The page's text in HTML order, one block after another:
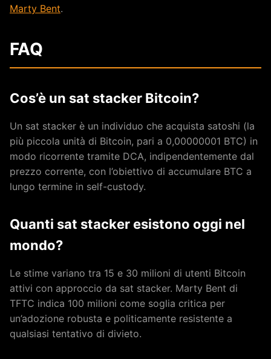
Marty Bent.
FAQ
Cos’è un sat stacker Bitcoin?
Un sat stacker è un individuo che acquista satoshi (la
più piccola unità di Bitcoin, pari a 0,00000001 BTC) in
modo ricorrente tramite DCA, indipendentemente dal
prezzo corrente, con l’obiettivo di accumulare BTC a
lungo termine in self-custody.
Quanti sat stacker esistono oggi nel
mondo?
Le stime variano tra 15 e 30 milioni di utenti Bitcoin
attivi con approccio da sat stacker. Marty Bent di
TFTC indica 100 milioni come soglia critica per
un’adozione robusta e politicamente resistente a
qualsiasi tentativo di divieto.